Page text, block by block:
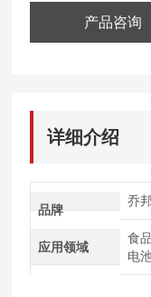
产品咨询
详细介绍
品牌
乔
应用领域
食
电